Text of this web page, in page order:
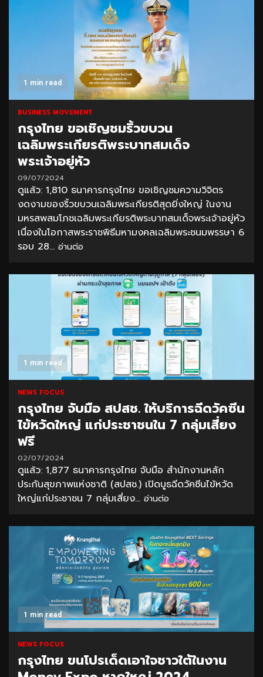
1 min read
BUSINESS MOVEMENT
กรุงไทย ขอเชิญชมริ้วขบวน
เฉลิมพระเกียรติพระบาทสมเด็จ
พระเจ้าอยู่หัว
09/07/2024
ดูแล้ว: 1,810 ธนาคารกรุงไทย ขอเชิญชมความวิจิตร
งดงามของริ้วขบวนเฉลิมพระเกียรติสุดยิ่งใหญ่ ในงาน
มหรสพสมโภชเฉลิมพระเกียรติพระบาทสมเด็จพระเจ้าอยู่หัว
เนื่องในโอกาสพระราชพิธีมหามงคลเฉลิมพระชนมพรรษา 6
รอบ 28... อ่านต่อ
1 min read
NEWS FOCUS
กรุงไทย จับมือ สปสช. ให้บริการฉีดวัคซีน
ไข้หวัดใหญ่ แก่ประชาชนใน 7 กลุ่มเสี่ยง
ฟรี
02/07/2024
ดูแล้ว: 1,877 ธนาคารกรุงไทย จับมือ สำนักงานหลัก
ประกันสุขภาพแห่งชาติ (สปสช.) เปิดบูธฉีดวัคซีนไข้หวัด
ใหญ่แก่ประชาชน 7 กลุ่มเสี่ยง... อ่านต่อ
1 min read
NEWS FOCUS
กรุงไทย ขนโปรเด็ดเอาใจชาวใต้ในงาน